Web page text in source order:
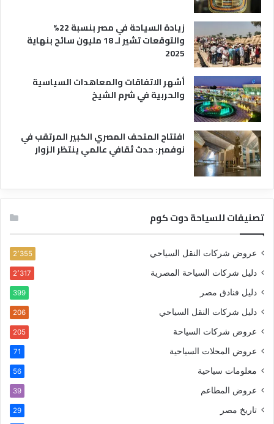
زيادة السياحة في مصر بنسبة 22%
والتوقعات تشير لـ 18 مليون سائح بنهاية
2025
أشهر الاتفاقات والمعاهدات السياسية
والحربية في شرم الشيخ
افتتاح المتحف المصري الكبير المرتقب في
نوفمبر: حدث ثقافي عالمي ينتظر الزوار
تصنيفات للسياحة دوت كوم
عروض شركات النقل السياحي 2٬355
دليل شركات السياحة المصرية 2٬317
دليل فنادق مصر 399
دليل شركات النقل السياحي 206
عروض شركات السياحة 205
عروض المحلات السياحية 71
معلومات سياحية 56
عروض المطاعم 39
تاريخ مصر 29